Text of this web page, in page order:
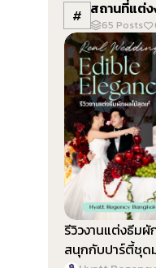
# สถานที่แต่ง
65 Posts
Slide 1 of 9
รีวิวงานแต่งธีมผั
สนุกกับปาร์ตี้ชุด